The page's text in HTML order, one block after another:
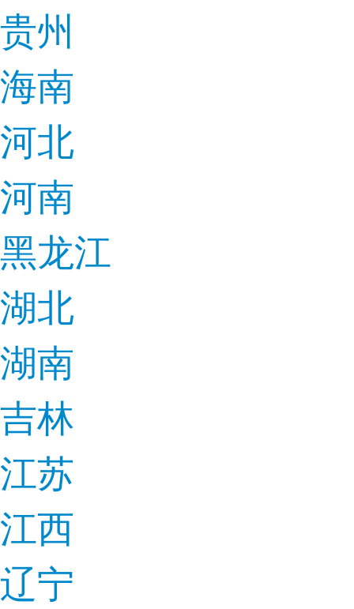
贵州
海南
河北
河南
黑龙江
湖北
湖南
吉林
江苏
江西
辽宁